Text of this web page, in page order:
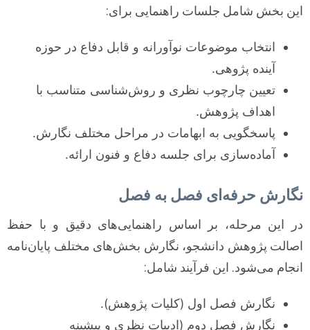
این بخش شامل جلسات راهنمایی برای:
انتخاب موضوعات نوآورانه و قابل دفاع در حوزه
آینده پژوهی.
تعیین چارچوب نظری و روش‌شناسی متناسب با
اهداف پژوهش.
پاسخگویی به ابهامات در مراحل مختلف نگارش.
آماده‌سازی برای جلسه دفاع و فنون ارائه.
نگارش حرفه‌ای فصل به فصل
در این مرحله، بر اساس راهنمایی‌های دقیق و با حفظ
اصالت پژوهش دانشجو، نگارش بخش‌های مختلف پایان‌نامه
انجام می‌شود. این فرآیند شامل:
نگارش فصل اول (کلیات پژوهش).
نگارش فصل دوم (ادبیات نظری و پیشینه